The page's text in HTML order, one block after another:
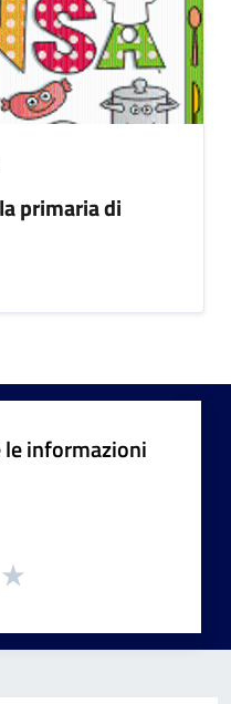
primaria di
le informazioni